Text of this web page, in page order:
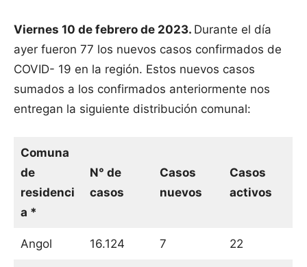
Viernes 10 de febrero de 2023. Durante el día
ayer fueron 77 los nuevos casos confirmados de
COVID- 19 en la región. Estos nuevos casos
sumados a los confirmados anteriormente nos
entregan la siguiente distribución comunal:
Comuna
de
residenci
a *
N° de
casos
Casos
nuevos
Casos
activos
Angol 16.124 7 22